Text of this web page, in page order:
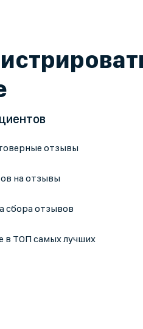
отзывы
на отзывы
сбора отзывов
в ТОП самых лучших